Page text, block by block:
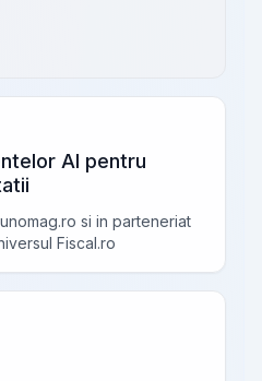
AI pentru
si in parteneriat
Fiscal.ro